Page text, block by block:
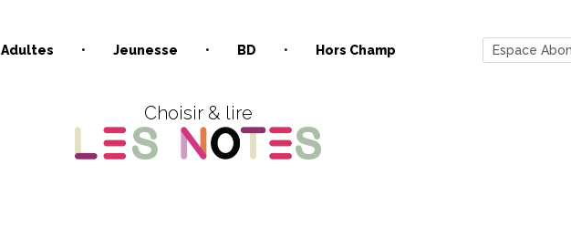
Adultes Jeunesse BD Hors Champ Espace
Choisir & lire